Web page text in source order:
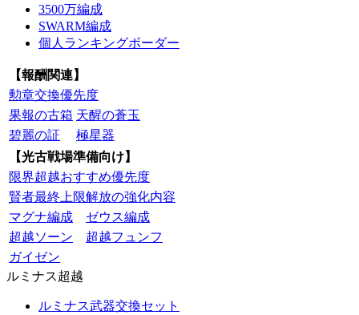
3500万編成
SWARM編成
個人ランキングボーダー
【報酬関連】
勲章交換優先度
果報の古箱 天醒の蒼玉
碧麗の証
極星器
【光古戦場準備向け】
限界超越おすすめ優先度
賢者最終上限解放の強化内容
マグナ編成
ゼウス編成
超越ソーン
超越フュンフ
ガイゼン
ルミナス超越
ルミナス武器交換セット